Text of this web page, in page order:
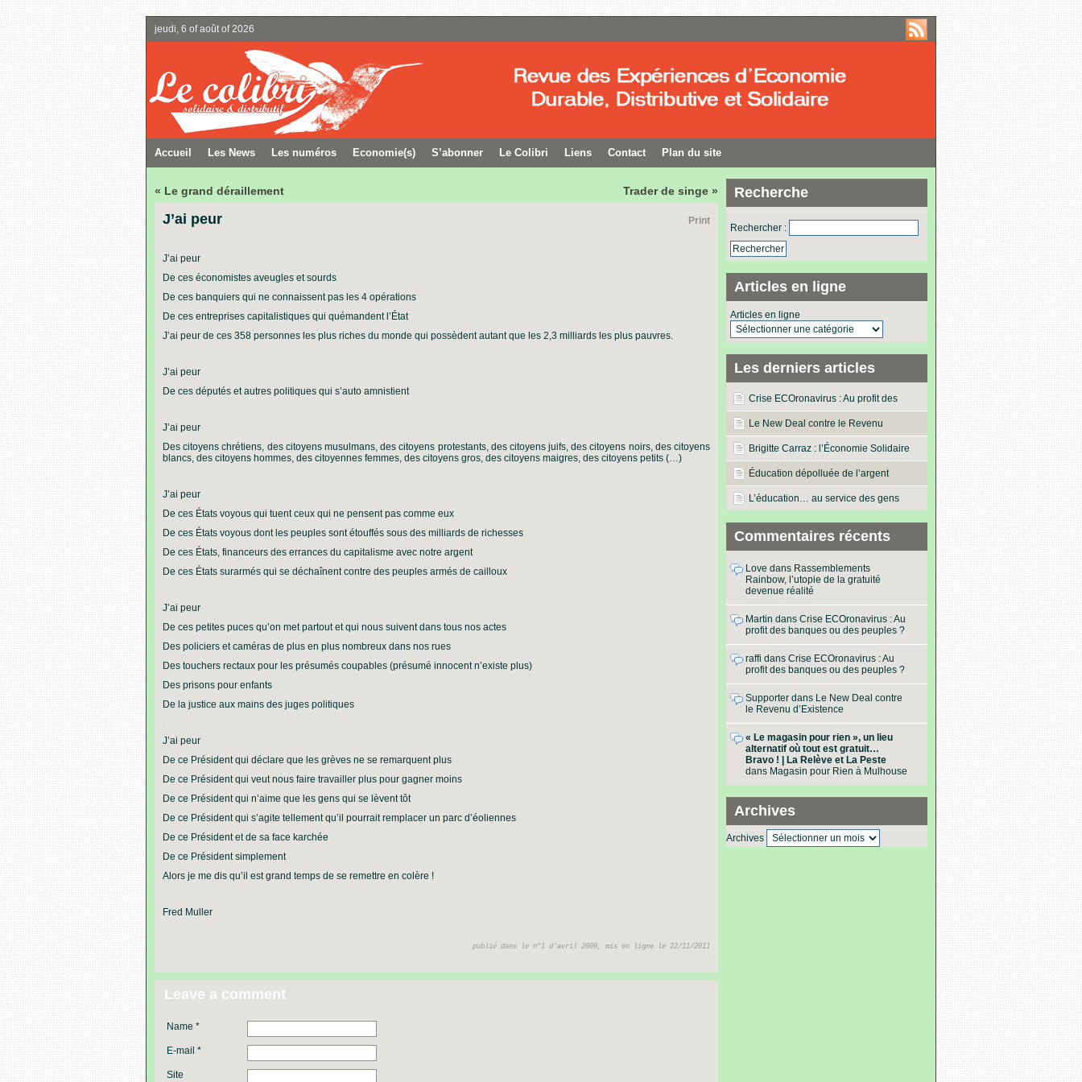
jeudi, 6 of août of 2026
Accueil Les News Les numéros Economie(s) S’abonner Le Colibri Liens Contact Plan du site
Recherche
Rechercher :
Articles en ligne
Articles en ligne
Les derniers articles
Crise ECOronavirus : Au profit des
banques ou des peuples ?
Le New Deal contre le Revenu
d’Existence
Brigitte Carraz : l’Économie Solidaire
dans les actes !
Éducation dépolluée de l’argent
L’éducation… au service des gens
Commentaires récents
Love dans Rassemblements
Rainbow, l’utopie de la gratuité
devenue réalité
Martin dans Crise ECOronavirus : Au
profit des banques ou des peuples ?
raffi dans Crise ECOronavirus : Au
profit des banques ou des peuples ?
Supporter dans Le New Deal contre
le Revenu d’Existence
« Le magasin pour rien », un lieu
alternatif où tout est gratuit…
Bravo ! | La Relève et La Peste
dans Magasin pour Rien à Mulhouse
Archives
Archives
« Le grand déraillement Trader de singe »
Print
J’ai peur
J’ai peur
De ces économistes aveugles et sourds
De ces banquiers qui ne connaissent pas les 4 opérations
De ces entreprises capitalistiques qui quémandent l’État
J’ai peur de ces 358 personnes les plus riches du monde qui possèdent autant que les 2,3 milliards les plus pauvres.
J’ai peur
De ces députés et autres politiques qui s’auto amnistient
J’ai peur
Des citoyens chrétiens, des citoyens musulmans, des citoyens protestants, des citoyens juifs, des citoyens noirs, des citoyens
blancs, des citoyens hommes, des citoyennes femmes, des citoyens gros, des citoyens maigres, des citoyens petits (…)
J’ai peur
De ces États voyous qui tuent ceux qui ne pensent pas comme eux
De ces États voyous dont les peuples sont étouffés sous des milliards de richesses
De ces États, financeurs des errances du capitalisme avec notre argent
De ces États surarmés qui se déchaînent contre des peuples armés de cailloux
J’ai peur
De ces petites puces qu’on met partout et qui nous suivent dans tous nos actes
Des policiers et caméras de plus en plus nombreux dans nos rues
Des touchers rectaux pour les présumés coupables (présumé innocent n’existe plus)
Des prisons pour enfants
De la justice aux mains des juges politiques
J’ai peur
De ce Président qui déclare que les grèves ne se remarquent plus
De ce Président qui veut nous faire travailler plus pour gagner moins
De ce Président qui n’aime que les gens qui se lèvent tôt
De ce Président qui s’agite tellement qu’il pourrait remplacer un parc d’éoliennes
De ce Président et de sa face karchée
De ce Président simplement
Alors je me dis qu’il est grand temps de se remettre en colère !
Fred Muller
publié dans le n°1 d’avril 2009, mis en ligne le 22/11/2011
Leave a comment
Name *
E-mail *
Site